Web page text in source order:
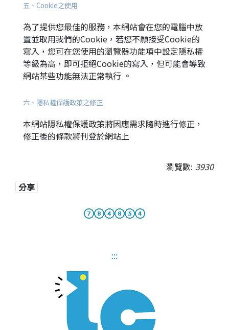
五、Cookie之使用
為了提供您最佳的服務，本網站會在您的電腦中放
置並取用我們的Cookie，若您不願接受Cookie的
寫入，您可在您使用的瀏覽器功能項中設定隱私權
等級為高，即可拒絕Cookie的寫入，但可能會導致
網站某些功能無法正常執行 。
六、隱私權保護政策之修正
本網站隱私權保護政策將因應需求隨時進行修正，
修正後的條款將刊登於網站上
瀏覽數: 3930
分享
:::